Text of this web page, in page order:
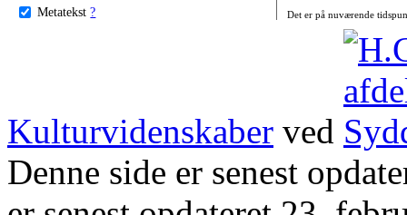
Metatekst ?
Det er på nuværende
Kulturvidenskaber ved
Denne side er senest